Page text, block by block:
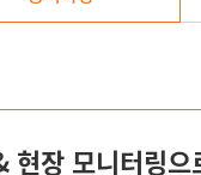
장 모니터링